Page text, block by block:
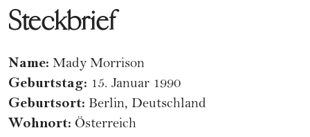
Steckbrief
Name: Mady Morrison
Geburtstag: 15. Januar 1990
Geburtsort: Berlin, Deutschland
Wohnort: Österreich